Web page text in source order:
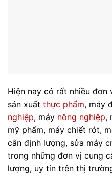
Hiện nay có rất nhiều
sản xuất thực phẩm, máy
nghiệp, máy nông nghiệp,
mỹ phẩm, máy chiết rót,
cân định lượng, sửa máy
trong những đơn vị cung
lượng, uy tín trên thị